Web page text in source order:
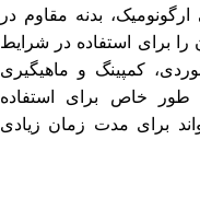
بدنه مقاوم در
برای استفاده در شرایط
کمپینگ و ماهیگیری
خاص برای استفاده
برای مدت زمان زیادی